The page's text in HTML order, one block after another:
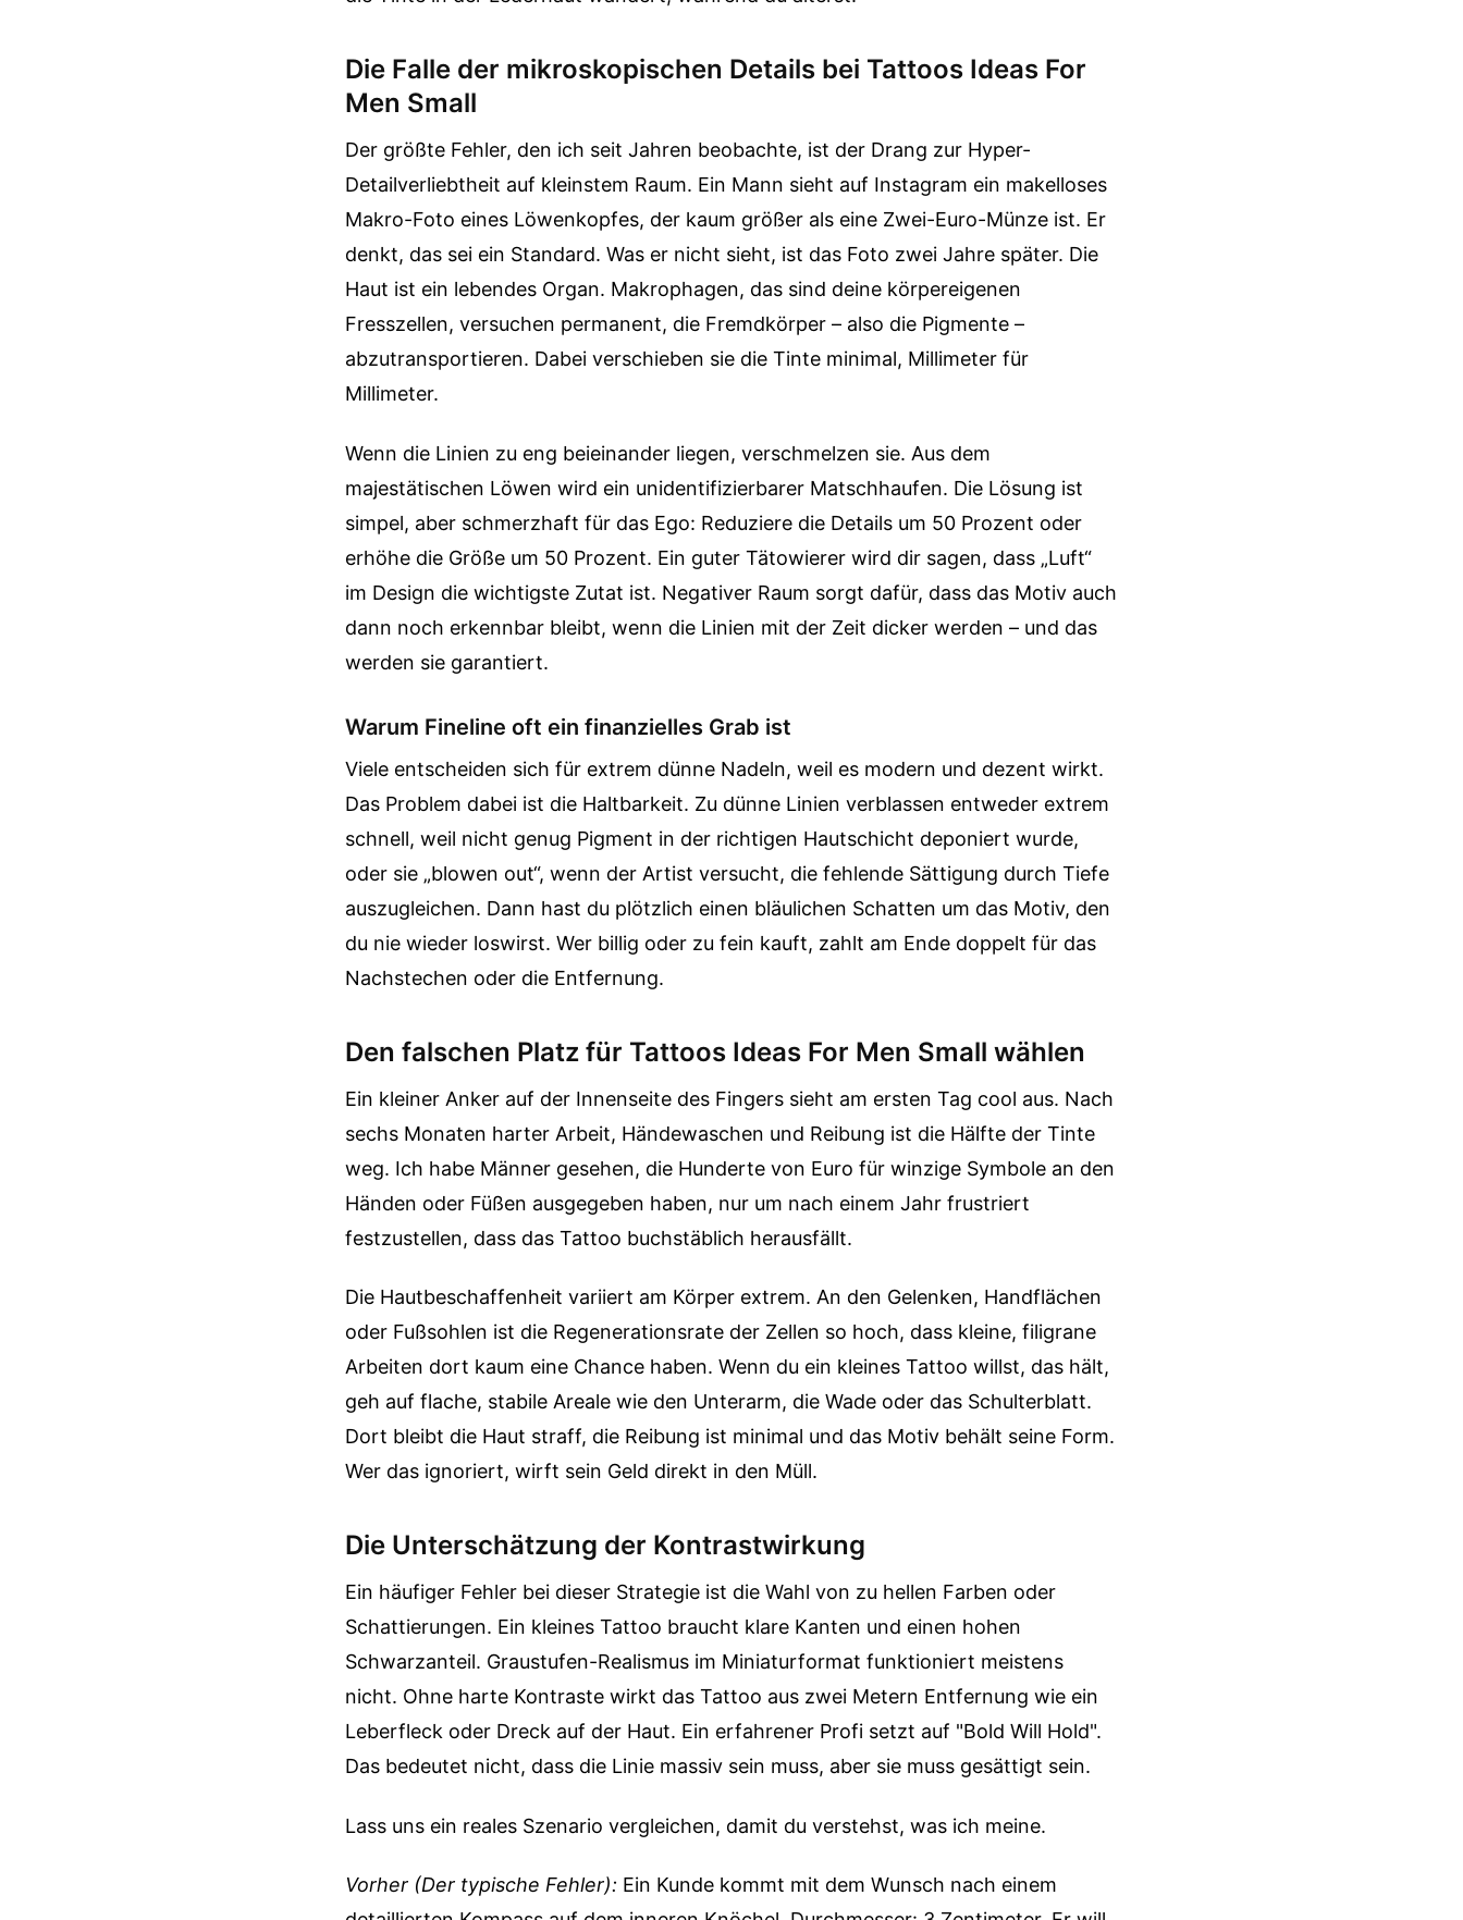
Die Falle der mikroskopischen Details bei Tattoos Ideas For
Men Small
Der größte Fehler, den ich seit Jahren beobachte, ist der Drang zur Hyper-
Detailverliebtheit auf kleinstem Raum. Ein Mann sieht auf Instagram ein makelloses
Makro-Foto eines Löwenkopfes, der kaum größer als eine Zwei-Euro-Münze ist. Er
denkt, das sei ein Standard. Was er nicht sieht, ist das Foto zwei Jahre später. Die
Haut ist ein lebendes Organ. Makrophagen, das sind deine körpereigenen
Fresszellen, versuchen permanent, die Fremdkörper – also die Pigmente –
abzutransportieren. Dabei verschieben sie die Tinte minimal, Millimeter für
Millimeter.
Wenn die Linien zu eng beieinander liegen, verschmelzen sie. Aus dem
majestätischen Löwen wird ein unidentifizierbarer Matschhaufen. Die Lösung ist
simpel, aber schmerzhaft für das Ego: Reduziere die Details um 50 Prozent oder
erhöhe die Größe um 50 Prozent. Ein guter Tätowierer wird dir sagen, dass „Luft“
im Design die wichtigste Zutat ist. Negativer Raum sorgt dafür, dass das Motiv auch
dann noch erkennbar bleibt, wenn die Linien mit der Zeit dicker werden – und das
werden sie garantiert.
Warum Fineline oft ein finanzielles Grab ist
Viele entscheiden sich für extrem dünne Nadeln, weil es modern und dezent wirkt.
Das Problem dabei ist die Haltbarkeit. Zu dünne Linien verblassen entweder extrem
schnell, weil nicht genug Pigment in der richtigen Hautschicht deponiert wurde,
oder sie „blowen out“, wenn der Artist versucht, die fehlende Sättigung durch Tiefe
auszugleichen. Dann hast du plötzlich einen bläulichen Schatten um das Motiv, den
du nie wieder loswirst. Wer billig oder zu fein kauft, zahlt am Ende doppelt für das
Nachstechen oder die Entfernung.
Den falschen Platz für Tattoos Ideas For Men Small wählen
Ein kleiner Anker auf der Innenseite des Fingers sieht am ersten Tag cool aus. Nach
sechs Monaten harter Arbeit, Händewaschen und Reibung ist die Hälfte der Tinte
weg. Ich habe Männer gesehen, die Hunderte von Euro für winzige Symbole an den
Händen oder Füßen ausgegeben haben, nur um nach einem Jahr frustriert
festzustellen, dass das Tattoo buchstäblich herausfällt.
Die Hautbeschaffenheit variiert am Körper extrem. An den Gelenken, Handflächen
oder Fußsohlen ist die Regenerationsrate der Zellen so hoch, dass kleine, filigrane
Arbeiten dort kaum eine Chance haben. Wenn du ein kleines Tattoo willst, das hält,
geh auf flache, stabile Areale wie den Unterarm, die Wade oder das Schulterblatt.
Dort bleibt die Haut straff, die Reibung ist minimal und das Motiv behält seine Form.
Wer das ignoriert, wirft sein Geld direkt in den Müll.
Die Unterschätzung der Kontrastwirkung
Ein häufiger Fehler bei dieser Strategie ist die Wahl von zu hellen Farben oder
Schattierungen. Ein kleines Tattoo braucht klare Kanten und einen hohen
Schwarzanteil. Graustufen-Realismus im Miniaturformat funktioniert meistens
nicht. Ohne harte Kontraste wirkt das Tattoo aus zwei Metern Entfernung wie ein
Leberfleck oder Dreck auf der Haut. Ein erfahrener Profi setzt auf "Bold Will Hold".
Das bedeutet nicht, dass die Linie massiv sein muss, aber sie muss gesättigt sein.
Lass uns ein reales Szenario vergleichen, damit du verstehst, was ich meine.
Vorher (Der typische Fehler): Ein Kunde kommt mit dem Wunsch nach einem